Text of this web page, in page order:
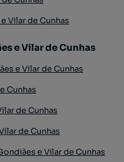
Vilar de Cunhas
e Vilar de Cunhas
e Vilar de Cunhas
Cunhas
de Cunhas
de Cunhas
e Vilar de Cunhas